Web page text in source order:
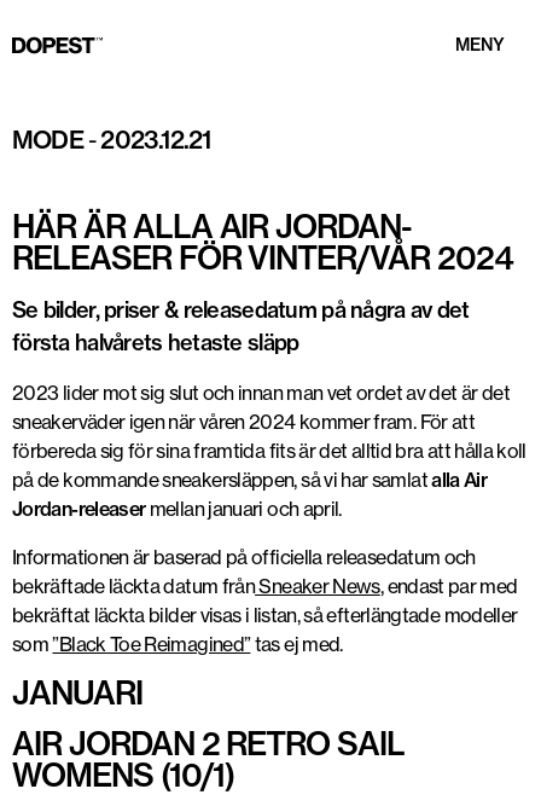
MENY
MODE-2023.12.21
HÄR ÄR ALLA AIR JORDAN-
RELEASER FÖR VINTER/VÅR 2024
Se bilder, priser & releasedatum på några av det
första halvårets hetaste släpp
2023 lider mot sig slut och innan man vet ordet av det är det
sneakerväder igen när våren 2024 kommer fram. För att
förbereda sig för sina framtida fits är det alltid bra att hålla koll
på de kommande sneakersläppen, så vi har samlatalla Air
Jordan-releasermellan januari och april.
Informationen är baserad på officiella releasedatum och
bekräftade läckta datum frånSneaker News, endast par med
bekräftat läckta bilder visas i listan, så efterlängtade modeller
som”Black Toe Reimagined”tas ej med.
JANUARI
AIR JORDAN 2 RETRO SAIL
WOMENS (10/1)